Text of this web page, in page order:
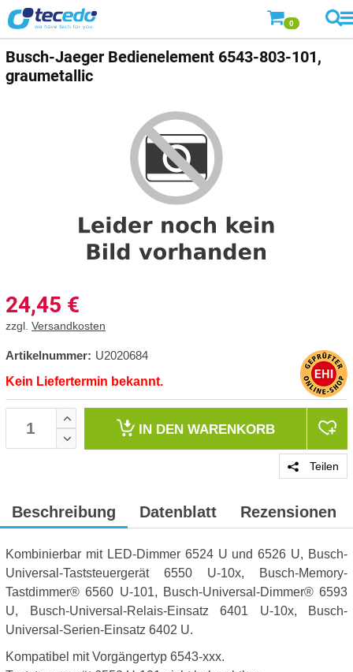
0
Busch-Jaeger Bedienelement 6543-803-101,
graumetallic
24,45 €
zzgl. Versandkosten
Artikelnummer: U2020684
Kein Liefertermin bekannt.
IN DEN WARENKORB
Teilen
Beschreibung Datenblatt Rezensionen
Kombinierbar mit LED-Dimmer 6524 U und 6526 U, Busch-
Universal-Taststeuergerät 6550 U-10x, Busch-Memory-
Tastdimmer® 6560 U-101, Busch-Universal-Dimmer® 6593
U, Busch-Universal-Relais-Einsatz 6401 U-10x, Busch-
Universal-Serien-Einsatz 6402 U.
Kompatibel mit Vorgängertyp 6543-xxx.